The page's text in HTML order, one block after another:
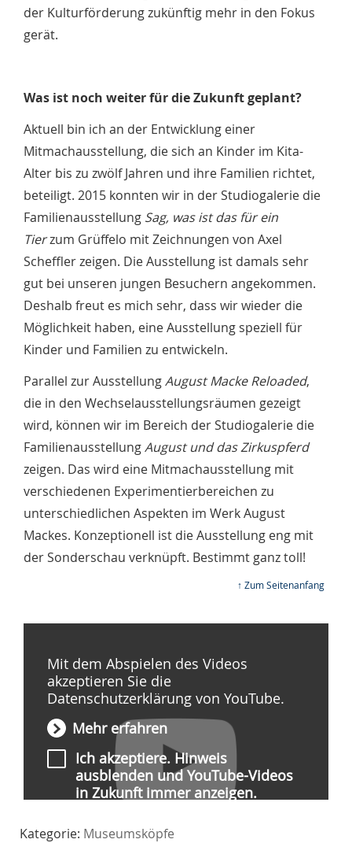
der Kulturförderung zukünftig mehr in den Fokus
gerät.
Was ist noch weiter für die Zukunft geplant?
Aktuell bin ich an der Entwicklung einer
Mitmachausstellung, die sich an Kinder im Kita-
Alter bis zu zwölf Jahren und ihre Familien richtet,
beteiligt. 2015 konnten wir in der Studiogalerie die
Familienausstellung Sag, was ist das für ein
Tierzum Grüffelo mit Zeichnungen von Axel
Scheffler zeigen. Die Ausstellung ist damals sehr
gut bei unseren jungen Besuchern angekommen.
Deshalb freut es mich sehr, dass wir wieder die
Möglichkeit haben, eine Ausstellung speziell für
Kinder und Familien zu entwickeln.
Parallel zur AusstellungAugust Macke Reloaded,
die in den Wechselausstellungsräumen gezeigt
wird, können wir im Bereich der Studiogalerie die
FamilienausstellungAugust und das Zirkuspferd
zeigen. Das wird eine Mitmachausstellung mit
verschiedenen Experimentierbereichen zu
unterschiedlichen Aspekten im Werk August
Mackes. Konzeptionell ist die Ausstellung eng mit
der Sonderschau verknüpft. Bestimmt ganz toll!
↑ Zum Seitenanfang
Mit dem Abspielen des Videos
akzeptieren Sie die
Datenschutzerklärung von YouTube.
Mehr erfahren
Ich akzeptiere. Hinweis
ausblenden und YouTube-Videos
in Zukunft immer anzeigen.
Kategorie: Museumsköpfe